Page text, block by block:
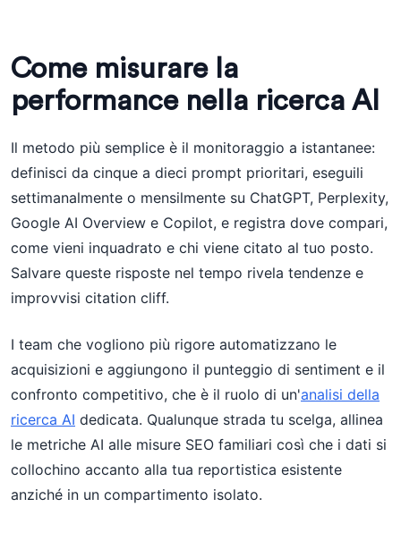
Come misurare la
performance nella ricerca AI
Il metodo più semplice è il monitoraggio a istantanee:
definisci da cinque a dieci prompt prioritari, eseguili
settimanalmente o mensilmente su ChatGPT, Perplexity,
Google AI Overview e Copilot, e registra dove compari,
come vieni inquadrato e chi viene citato al tuo posto.
Salvare queste risposte nel tempo rivela tendenze e
improvvisi citation cliff.
I team che vogliono più rigore automatizzano le
acquisizioni e aggiungono il punteggio di sentiment e il
confronto competitivo, che è il ruolo di un'analisi della
ricerca AI dedicata. Qualunque strada tu scelga, allinea
le metriche AI alle misure SEO familiari così che i dati si
collochino accanto alla tua reportistica esistente
anziché in un compartimento isolato.